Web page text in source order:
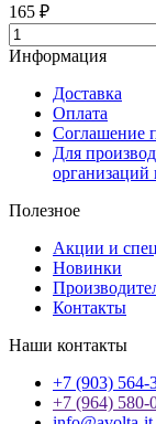
165 ₽
Информация
Доставка
Оплата
Соглашение
Для
Полезное
Акции и
Новинки
Контакты
Наши контакты
+7 (903) 564-
+7 (964) 580-